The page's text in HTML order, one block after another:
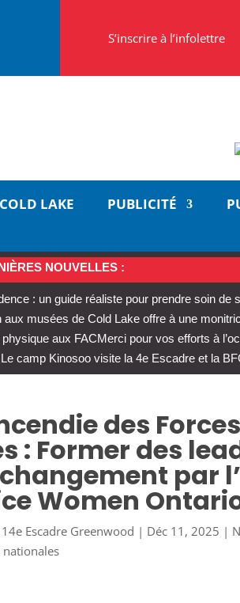
S’inscrire à l’infolettre
LAKE PUBLICITÉ
NOUVELLES :
: un guide réaliste pour prendre soin de
musées de Cold Lake offre à une
physique aux FACMerci pour vos efforts à
camp Kinosoo visite la 4e Escadre et la
des
: Former des
par
Women
Escadre Greenwood | Déc 11, 2025 |